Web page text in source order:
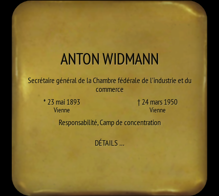
ANTONWIDMANN
Secrétaire général de la Chambre fédérale de l'industrie et du
commerce
* 23 mai 1893
Vienne
† 24 mars 1950
Vienne
Responsabilité,Camp de concentration
DÉTAILS…À ANTON WIDMANN